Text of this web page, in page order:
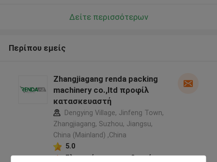
Δείτε περισσότερων
Περίπου εμείς
Zhangjiagang renda packing
machinery co.,ltd προφίλ
κατασκευαστή
Dengying Village, Jinfeng Town,
Zhangjiagang, Suzhou, Jiangsu,
China (Mainland) ,China
5.0
Ελεγχμένος προμηθευτής